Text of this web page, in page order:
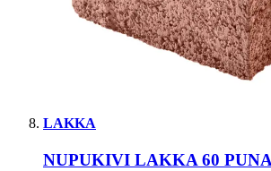
LAKKA
NUPUKIVI LAKKA 60